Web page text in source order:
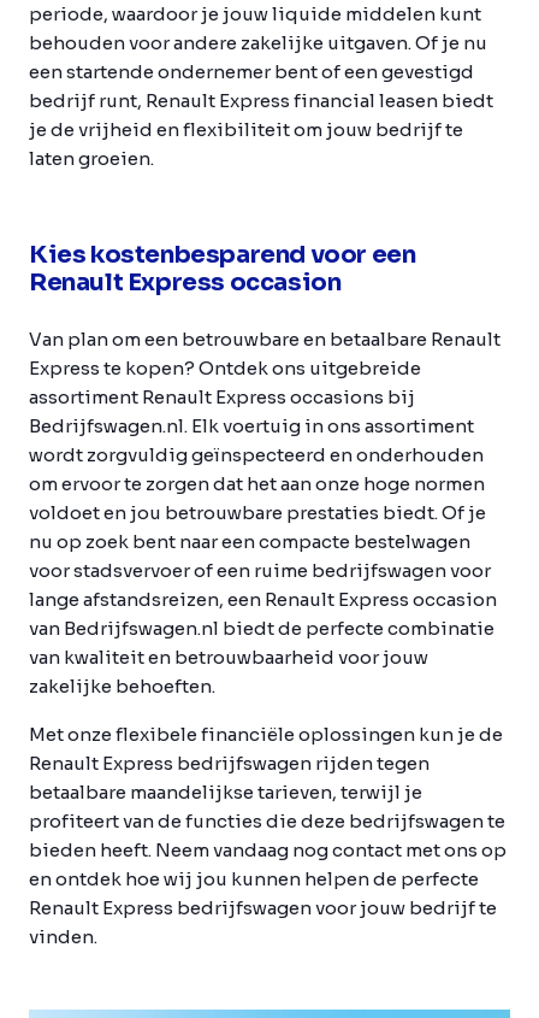
periode, waardoor je jouw liquide middelen kunt
behouden voor andere zakelijke uitgaven. Of je nu
een startende ondernemer bent of een gevestigd
bedrijf runt, Renault Express financial leasen biedt
je de vrijheid en flexibiliteit om jouw bedrijf te
laten groeien.
Kies kostenbesparend voor een
Renault Express occasion
Van plan om een betrouwbare en betaalbare Renault
Express te kopen? Ontdek ons uitgebreide
assortiment Renault Express occasions bij
Bedrijfswagen.nl. Elk voertuig in ons assortiment
wordt zorgvuldig geïnspecteerd en onderhouden
om ervoor te zorgen dat het aan onze hoge normen
voldoet en jou betrouwbare prestaties biedt. Of je
nu op zoek bent naar een compacte bestelwagen
voor stadsvervoer of een ruime bedrijfswagen voor
lange afstandsreizen, een Renault Express occasion
van Bedrijfswagen.nl biedt de perfecte combinatie
van kwaliteit en betrouwbaarheid voor jouw
zakelijke behoeften.
Met onze flexibele financiële oplossingen kun je de
Renault Express bedrijfswagen rijden tegen
betaalbare maandelijkse tarieven, terwijl je
profiteert van de functies die deze bedrijfswagen te
bieden heeft. Neem vandaag nog contact met ons op
en ontdek hoe wij jou kunnen helpen de perfecte
Renault Express bedrijfswagen voor jouw bedrijf te
vinden.